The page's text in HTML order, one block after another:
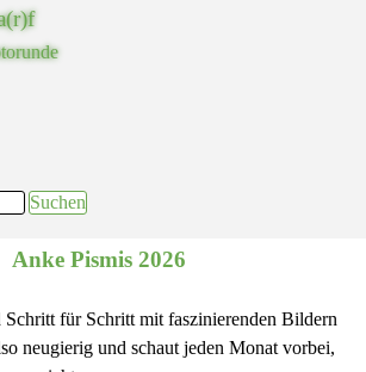
Suchen
Anke Pismis 2026
für Schritt mit faszinierenden Bildern
neugierig und schaut jeden Monat vorbei,